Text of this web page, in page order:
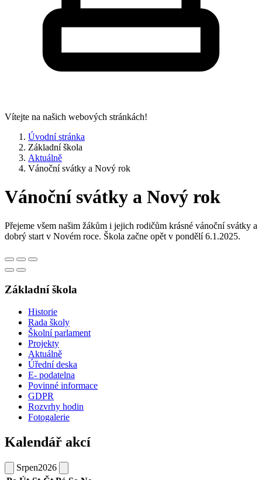
Vítejte na našich webových stránkách!
Úvodní stránka
Základní škola
Aktuálně
Vánoční svátky a Nový rok
Vánoční svátky a Nový rok
Přejeme všem našim žákům i jejich rodičům krásné vánoční svátky a
dobrý start v Novém roce. Škola začne opět v pondělí 6.1.2025.
Základní škola
Historie
Rada školy
Školní parlament
Projekty
Aktuálně
Úřední deska
E- podatelna
Povinné informace
GDPR
Rozvrhy hodin
Fotogalerie
Kalendář akcí
Srpen2026